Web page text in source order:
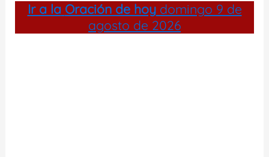
Ir a la Oración de hoydomingo 9 de
agosto de 2026